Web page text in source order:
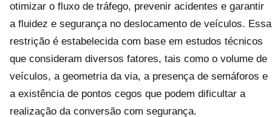
otimizar o fluxo de tráfego, prevenir acidentes e garantir
a fluidez e segurança no deslocamento de veículos. Essa
restrição é estabelecida com base em estudos técnicos
que consideram diversos fatores, tais como o volume de
veículos, a geometria da via, a presença de semáforos e
a existência de pontos cegos que podem dificultar a
realização da conversão com segurança.